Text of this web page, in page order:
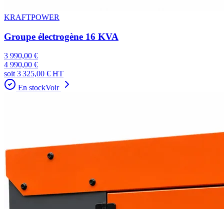
KRAFTPOWER
Groupe électrogène 16 KVA
3 990,00 €
4 990,00 €
soit3 325,00 € HT
En stockVoir